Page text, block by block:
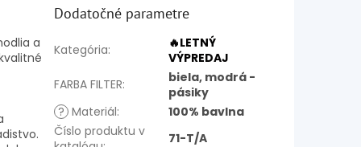
a
Dodatočné parametre
Kategória:
🔥LETNÝ
VÝPREDAJ
FARBA FILTER:
biela, modrá -
pásiky
? Materiál:
100% bavlna
Číslo produktu v
71-T/A